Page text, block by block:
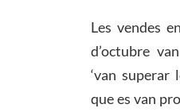
Les vendes
d’octubre
‘van superar
que es van